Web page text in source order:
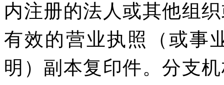
内注册的法人或其他组
有效的营业执照（或事
明）副本复印件。分支